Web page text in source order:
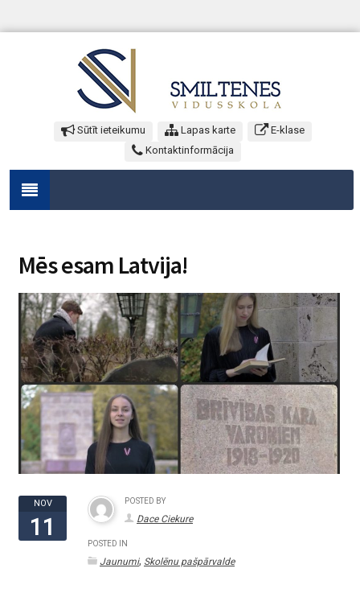
Sūtīt ieteikumu Lapas karte
E-klase
Kontaktinformācija
Mēs esam Latvija!
NOV
11
POSTED BY
Dace Ciekure
POSTED IN
Jaunumi, Skolēnu pašpārvalde